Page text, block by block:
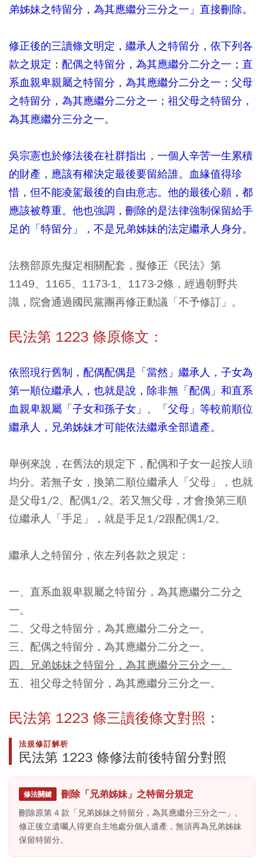
弟姊妹之特留分，為其應繼分三分之一」直接刪除。
修正後的三讀條文明定，繼承人之特留分，依下列各
款之規定：配偶之特留分，為其應繼分二分之一；直
系血親卑親屬之特留分，為其應繼分二分之一；父母
之特留分，為其應繼分二分之一；祖父母之特留分，
為其應繼分三分之一。
吳宗憲也於修法後在社群指出，一個人辛苦一生累積
的財產，應該有權決定最後要留給誰。血緣值得珍
惜，但不能凌駕最後的自由意志。他的最後心願，都
應該被尊重。他也強調，刪除的是法律強制保留給手
足的「特留分」，不是兄弟姊妹的法定繼承人身分。
法務部原先擬定相關配套，擬修正《民法》第
1149、1165、1173-1、1173-2條，經過朝野共
識，院會通過國民黨團再修正動議「不予修訂」。
民法第 1223 條原條文 ：
依照現行舊制，配偶配偶是「當然」繼承人，子女為
第一順位繼承人，也就是說，除非無「配偶」和直系
血親卑親屬「子女和孫子女」、「父母」等較前順位
繼承人，兄弟姊妹才可能依法繼承全部遺產。
舉例來說，在舊法的規定下，配偶和子女一起按人頭
均分。若無子女，換第二順位繼承人「父母」，也就
是父母1/2、配偶1/2。若又無父母，才會換第三順
位繼承人「手足」，就是手足1/2跟配偶1/2。
繼承人之特留分，依左列各款之規定：
一、直系血親卑親屬之特留分，為其應繼分二分之
一。
二、父母之特留分，為其應繼分二分之一。
三、配偶之特留分，為其應繼分二分之一。
四、兄弟姊妹之特留分，為其應繼分三分之一。
五、祖父母之特留分，為其應繼分三分之一。
民法第 1223 條三讀後條文對照 ：
法規修訂解析
民法第 1223 條修法前後特留分對照
修法關鍵 刪除「兄弟姊妹」之特留分規定
刪除原第 4 款「兄弟姊妹之特留分，為其應繼分三分之一」。
修正後立遺囑人得更自主地處分個人遺產，無須再為兄弟姊妹
保留特留分。